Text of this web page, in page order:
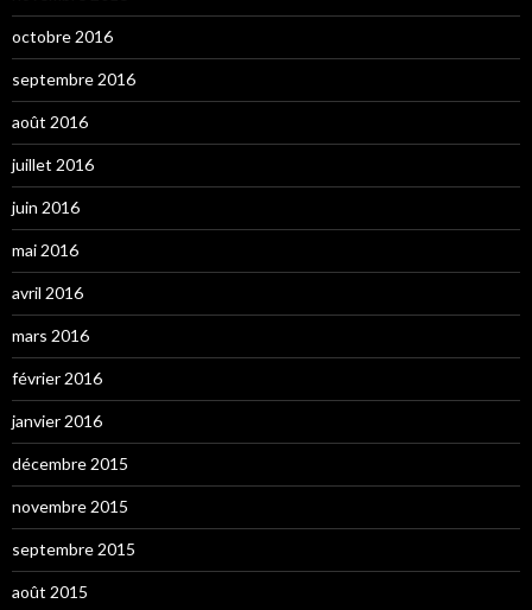
octobre 2016
septembre 2016
août 2016
juillet 2016
juin 2016
mai 2016
avril 2016
mars 2016
février 2016
janvier 2016
décembre 2015
novembre 2015
septembre 2015
août 2015